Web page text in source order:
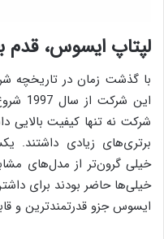
لپتاپ ایسوس، قدم
با گذشت زمان در تاریخچه‌
این
شرکت نه تنها کیفیت بالایی
برتری‌های زیادی داشتند.
خیلی گرون‌تر از مدل‌های
خیلی‌ها حاضر بودند برای
ایسوس جزو قدرتمندترین و